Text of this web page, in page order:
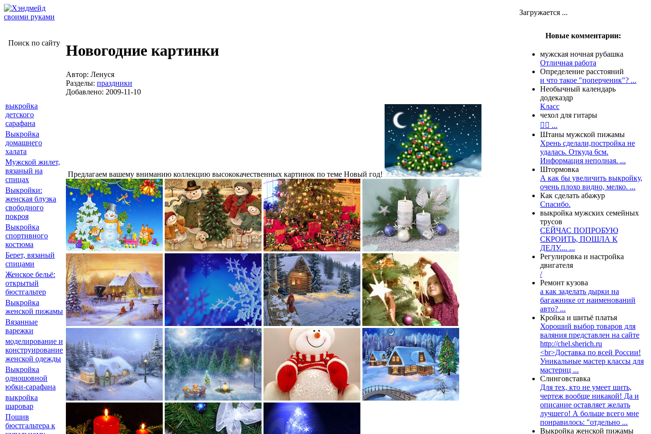
Загружается ...
Поиск по сайту Новогодние картинки
Автор: Ленуся
Разделы: праздники
Добавлено: 2009-11-10
Предлагаем вашему вниманию коллекцию высококачественных картинок по теме Новый год!
Новые комментарии:
мужская ночная рубашка
Отличная работа
Определение расстояний
и что такое "поперченик"? ...
Необычный календарь
додекаэдр
Класс
чехол для гитары
👍🏻 ...
Штаны мужской пижамы
Хрень сделали,постройка не
удалась. Откуда 6см.
Информация неполная. ...
Штормовка
А как бы увеличить выкройку,
очень плохо видно, мелко. ...
Как сделать абажур
Спасибо.
выкройка мужских семейных
трусов
СЕЙЧАС ПОПРОБУЮ
СКРОИТЬ, ПОШЛА К
ДЕЛУ.... ...
Регулировка и настройка
двигателя
/
Ремонт кузова
а как заделать дырки на
багажнике от наименований
авто? ...
Кройка и шитьё платья
Хороший выбор товаров для
валяния представлен на сайте
http://chel.sherich.ru
<br>Доставка по всей России!
Уникальные мастер классы для
мастериц ...
Слинговставка
Для тех, кто не умеет шить,
чертеж вообще никакой! Да и
описание оставляет желать
лучшего! А больше всего мне
понравилось: "отдельно ...
Выкройка женской пижамы
выкройка
детского
сарафана
Выкройка
домашнего
халата
Мужской жилет,
вязаный на
спицах
Выкройки:
женская блузка
свободного
покроя
Выкройка
спортивного
костюма
Берет, вязаный
спицами
Женское бельё:
открытый
бюстгальтер
Выкройка
женской пижамы
Вязанные
варежки
моделирование и
конструирование
женской одежды
Выкройка
одношовной
юбки-сарафана
выкройка
шаровар
Пошив
бюстгальтера к